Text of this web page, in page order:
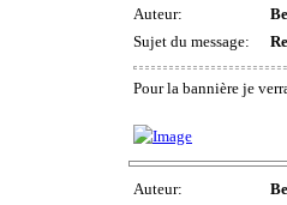
Auteur:
Sujet du message:
Pour la bannière je
Auteur: